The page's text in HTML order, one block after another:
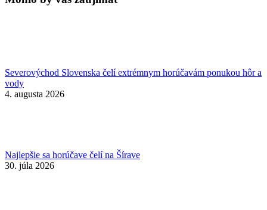
Severovýchod Slovenska čelí extrémnym horúčavám ponukou hôr a
vody
4. augusta 2026
Najlepšie sa horúčave čelí na Šírave
30. júla 2026